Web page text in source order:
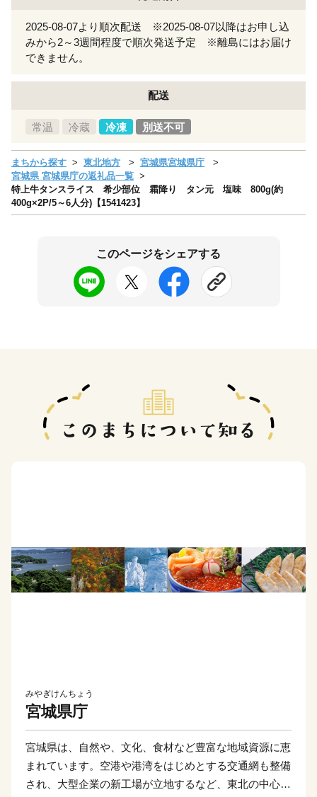
2025-08-07より順次配送 ※2025-08-07以降はお申し込
みから2～3週間程度で順次発送予定 ※離島にはお届け
できません。
配送
常温 冷蔵 冷凍 別送不可
まちから探す 東北地方
宮城県宮城県庁
宮城県 宮城県庁の返礼品一覧
特上牛タンスライス 希少部位 霜降り タン元 塩味 800g(約
400g×2P/5～6人分)【1541423】
このページをシェアする
みやぎけんちょう
宮城県庁
宮城県は、自然や、文化、食材など豊富な地域資源に恵
まれています。空港や港湾をはじめとする交通網も整備
され、大型企業の新工場が立地するなど、東北の中心と